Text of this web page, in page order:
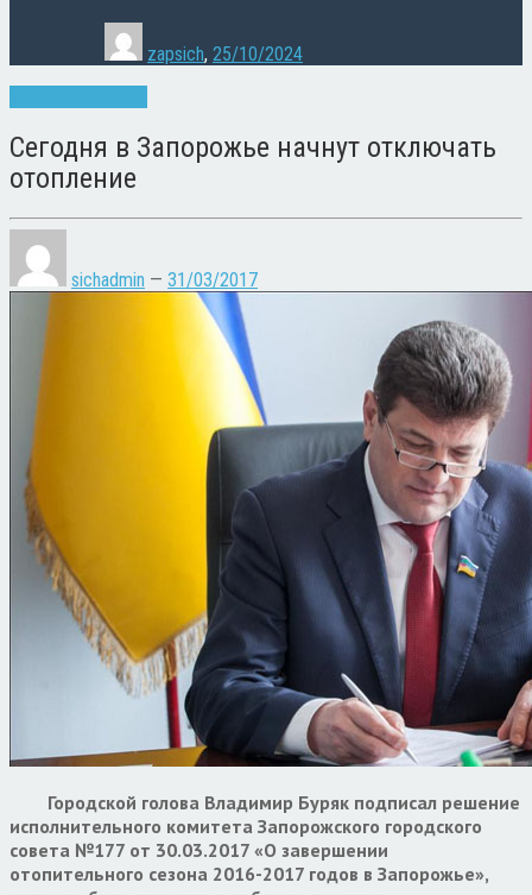
zapsich, 25/10/2024
Сегодня в Запорожье начнут отключать
отопление
sichadmin — 31/03/2017
Городской голова Владимир Буряк подписал решение
исполнительного комитета Запорожского городского
совета №177 от 30.03.2017 «О завершении
отопительного сезона 2016-2017 годов в Запорожье»,